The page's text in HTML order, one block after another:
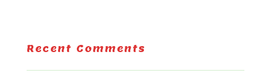
Recent Comments